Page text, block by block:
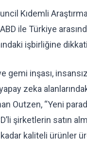
Kıdemli
ile Türkiye
işbirliğine
gemi inşası,
zeka
Outzen, “Yeni
şirketlerin satın
kaliteli ürünler